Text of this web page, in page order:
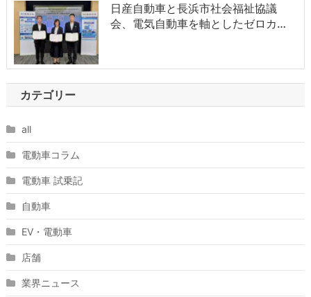
日産自動車と長浜市社会福祉協議
会、電気自動車を軸としたゼロカ…
カテゴリー
all
電動車コラム
電動車 試乗記
自動車
EV・電動車
店舗
業界ニュース